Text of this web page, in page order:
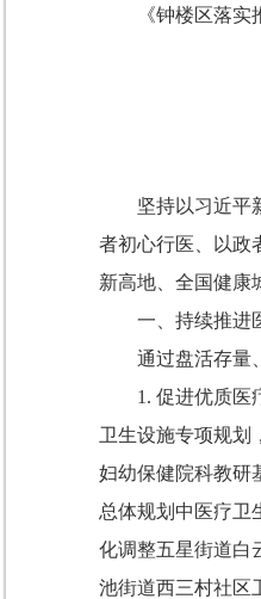
《钟楼区落实
坚持以习近平
者初心行医、以政
新高地、全国健康
一、持续推进
通过盘活存量
1. 促进优质医
卫生设施专项规划
妇幼保健院科教研
总体规划中医疗卫
化调整五星街道白
池街道西三村社区